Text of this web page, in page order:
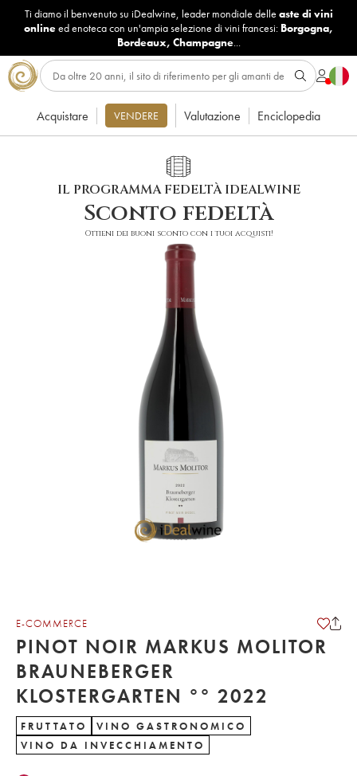
Ti diamo il benvenuto su iDealwine, leader mondiale delle aste di vini
onlineed enoteca con un'ampia selezione di vini francesi: Borgogna,
Bordeaux, Champagne...
Acquistare VENDERE Valutazione Enciclopedia
IL PROGRAMMA FEDELTÀ IDEALWINE
Sconto fedeltà
Ottieni dei buoni sconto con i tuoi acquisti!
E-COMMERCE
PINOT NOIR MARKUS MOLITOR
BRAUNEBERGER
KLOSTERGARTEN °° 2022
FRUTTATO
VINO GASTRONOMICO
VINO DA INVECCHIAMENTO